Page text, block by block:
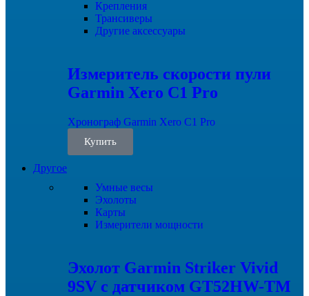
Крепления
Трансиверы
Другие аксессуары
Измеритель скорости пули
Garmin Xero C1 Pro
Хронограф Garmin Xero C1 Pro
Купить
Другое
Умные весы
Эхолоты
Карты
Измерители мощности
Эхолот Garmin Striker Vivid
9SV с датчиком GT52HW-TM